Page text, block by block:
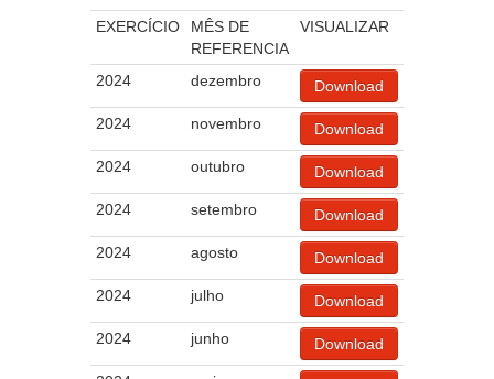
EXERCÍCIO
MÊS DE
REFERENCIA
VISUALIZAR
2024 dezembro Download
2024 novembro Download
2024 outubro Download
2024 setembro Download
2024 agosto Download
2024 julho Download
2024 junho Download